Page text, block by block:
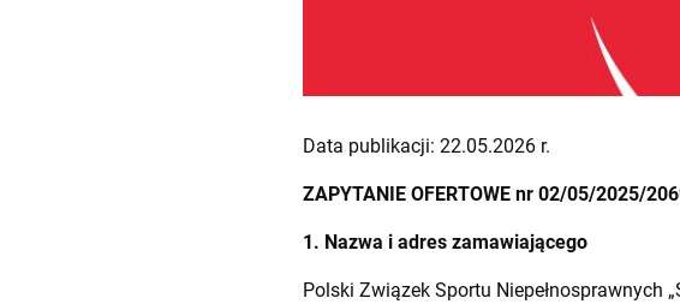
Data publikacji: 22.05.2026 r.
ZAPYTANIE OFERTOWE nr 02/05/2025/
1. Nazwa i adres zamawiającego
Polski Związek Sportu Niepełnosprawnych